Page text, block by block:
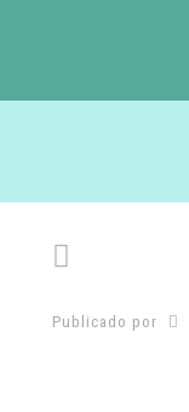
Publicado por